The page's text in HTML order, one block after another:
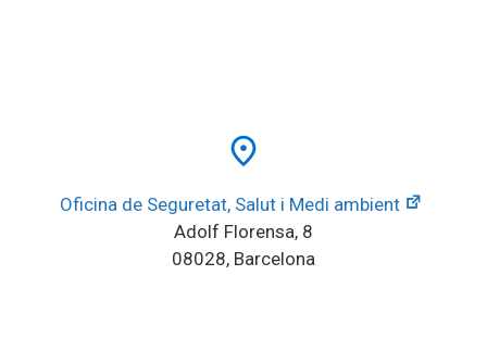
place
Oficina de Seguretat, Salut i Medi ambient
Adolf Florensa, 8
08028, Barcelona